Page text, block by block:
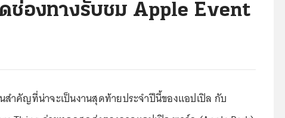
ช่องทางรับชม Apple Event
สำคัญที่น่าจะเป็นงานสุดท้ายประจำปีนี้ของแอปเปิล กับ